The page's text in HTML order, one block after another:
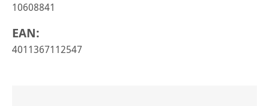
10608841
EAN:
4011367112547